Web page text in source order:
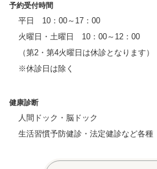
予約受付時間
平日 10：00～17：00
火曜日・土曜日 10：00～12：00
（第2・第4火曜日は休診となります）
※休診日は除く
健康診断
人間ドック・脳ドック
生活習慣予防健診・法定健診など各種